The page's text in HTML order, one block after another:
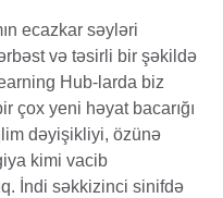
ecazkar səyləri
və təsirli bir şəkildə
Hub-larda biz
çox yeni həyat bacarığı
dəyişikliyi, özünə
kimi vacib
İndi səkkizinci sinifdə